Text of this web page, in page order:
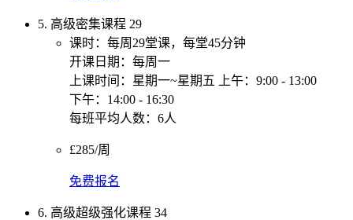
5. 高级密集课程 29
课时：每周29堂课，每堂45分钟
开课日期：每周一
上课时间：星期一~星期五 上午：9:00 - 13:00
下午：14:00 - 16:30
每班平均人数：6人
£285/周
免费报名
6. 高级超级强化课程 34